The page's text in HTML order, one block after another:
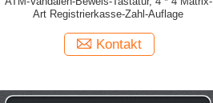
Art Registrierkasse-Zahl-Auflage
Kontakt